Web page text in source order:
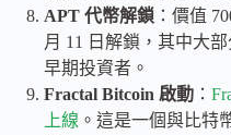
APT 代幣解鎖 ：價值
月 11 日解鎖，其中大
早期投資者。
Fractal Bitcoin 啟動 ：
上線 。這是一個與比特